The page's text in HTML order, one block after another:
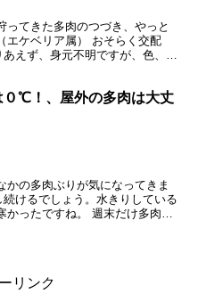
ってきた多肉のつづき、やっと
エケベリア属） おそらく交配
えず、身元不明ですが、色、形
０℃！、屋外の多肉は大丈
かの多肉ぶりが気になってきま
けるでしょう。水きりしている
かったですね。 週末だけ多肉の
リンク